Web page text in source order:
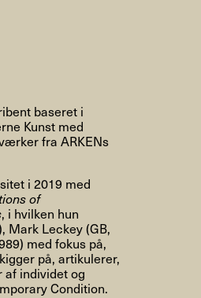
Om
baseret i
Kunst med
fra ARKENs
i 2019 med
of
, i hvilken hun
Mark Leckey (GB,
med fokus på,
på, artikulerer,
individet og
Condition.